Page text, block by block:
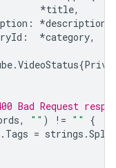
*title,
: *description
: *category,
.VideoStatus{
Bad Request
, "" ) != ""
{
. Tags = strings .Split